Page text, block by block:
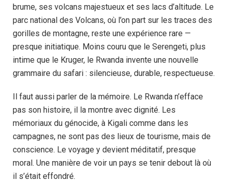
brume, ses volcans majestueux et ses lacs d’altitude. Le
parc national des Volcans, où l’on part sur les traces des
gorilles de montagne, reste une expérience rare —
presque initiatique. Moins couru que le Serengeti, plus
intime que le Kruger, le Rwanda invente une nouvelle
grammaire du safari : silencieuse, durable, respectueuse.
Il faut aussi parler de la mémoire. Le Rwanda n’efface
pas son histoire, il la montre avec dignité. Les
mémoriaux du génocide, à Kigali comme dans les
campagnes, ne sont pas des lieux de tourisme, mais de
conscience. Le voyage y devient méditatif, presque
moral. Une manière de voir un pays se tenir debout là où
il s’était effondré.